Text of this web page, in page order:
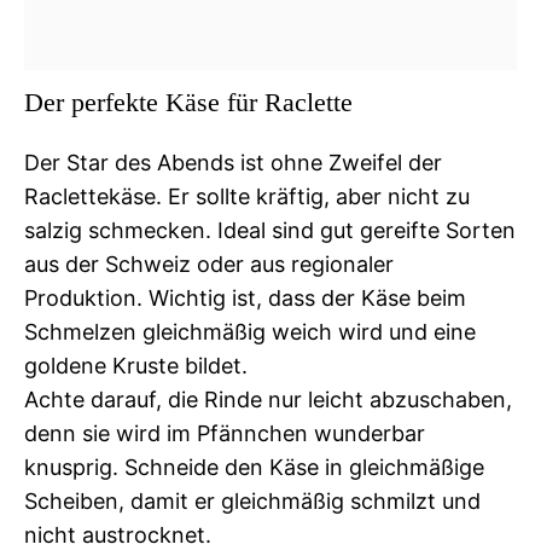
Der perfekte Käse für Raclette
Der Star des Abends ist ohne Zweifel der
Raclettekäse. Er sollte kräftig, aber nicht zu
salzig schmecken. Ideal sind gut gereifte Sorten
aus der Schweiz oder aus regionaler
Produktion. Wichtig ist, dass der Käse beim
Schmelzen gleichmäßig weich wird und eine
goldene Kruste bildet.
Achte darauf, die Rinde nur leicht abzuschaben,
denn sie wird im Pfännchen wunderbar
knusprig. Schneide den Käse in gleichmäßige
Scheiben, damit er gleichmäßig schmilzt und
nicht austrocknet.